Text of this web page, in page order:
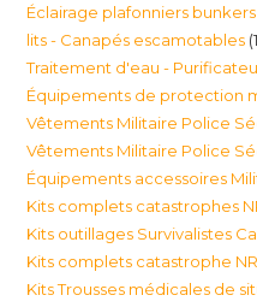
Éclairage plafonniers bunkers
lits - Canapés escamotables
Traitement d'eau -
Équipements de protection
Vêtements Militaire Police
Vêtements Militaire Police
Équipements accessoires
Kits complets catastrophes
Kits outillages Survivalistes
Kits complets catastrophe
Kits Trousses médicales de